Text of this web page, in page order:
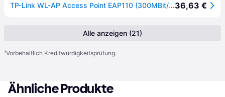
TP-Link WL-AP Access Point EAP110 (300MBit/POE)36,63 €
Alle anzeigen (21)
¹Vorbehaltlich Kreditwürdigkeitsprüfung.
Ähnliche Produkte